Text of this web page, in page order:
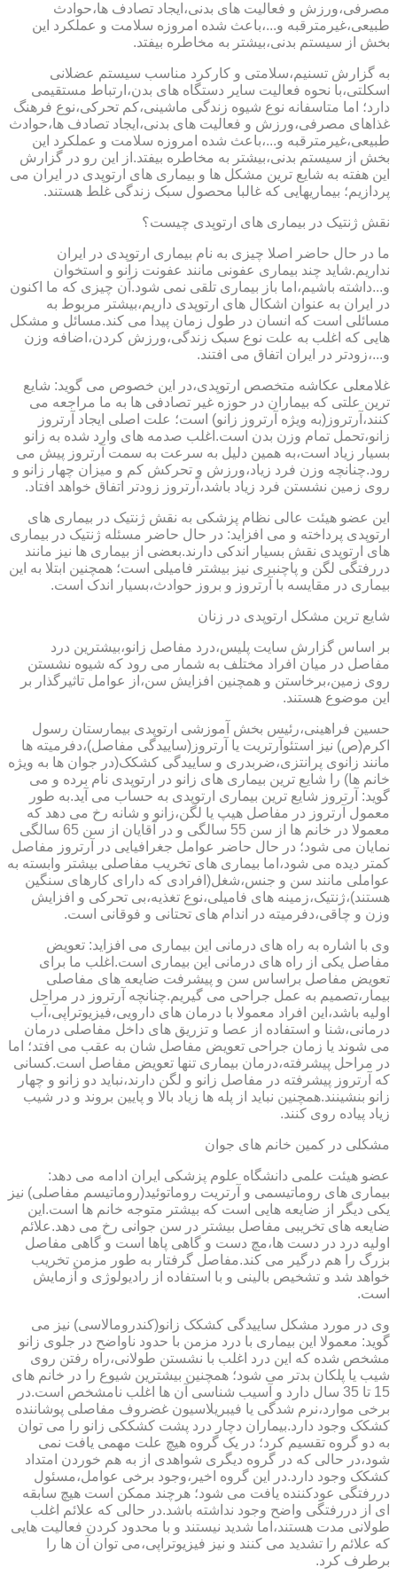
مصرفی،ورزش و فعالیت های بدنی،ایجاد تصادف ها،حوادث
طبیعی،غیرمترقبه و...،باعث شده امروزه سلامت و عملکرد این
بخش از سیستم بدنی،بیشتر به مخاطره بیفتد.
به گزارش تسنیم،سلامتی و کارکرد مناسب سیستم عضلانی
اسکلتی،با نحوه فعالیت سایر دستگاه های بدن،ارتباط مستقیمی
دارد؛ اما متاسفانه نوع شیوه زندگی ماشینی،کم تحرکی،نوع فرهنگ
غذاهای مصرفی،ورزش و فعالیت های بدنی،ایجاد تصادف ها،حوادث
طبیعی،غیرمترقبه و...،باعث شده امروزه سلامت و عملکرد این
بخش از سیستم بدنی،بیشتر به مخاطره بیفتد.از این رو در گزارش
این هفته به شایع ترین مشکل ها و بیماری های ارتوپدی در ایران می
پردازیم؛ بیماریهایی که غالبا محصول سبک زندگی غلط هستند.
نقش ژنتیک در بیماری های ارتوپدی چیست؟
ما در حال حاضر اصلا چیزی به نام بیماری ارتوپدی در ایران
نداریم.شاید چند بیماری عفونی مانند عفونت زانو و استخوان
و...داشته باشیم،اما باز بیماری تلقی نمی شود.آن چیزی که ما اکنون
در ایران به عنوان اشکال های ارتوپدی داریم،بیشتر مربوط به
مسائلی است که انسان در طول زمان پیدا می کند.مسائل و مشکل
هایی که اغلب به علت نوع سبک زندگی،ورزش کردن،اضافه وزن
و...،زودتر در ایران اتفاق می افتند.
غلامعلی عکاشه متخصص ارتوپدی،در این خصوص می گوید: شایع
ترین علتی که بیماران در حوزه غیر تصادفی ها به ما مراجعه می
کنند،آرتروز(به ویژه آرتروز زانو) است؛ علت اصلی ایجاد آرتروز
زانو،تحمل تمام وزن بدن است.اغلب صدمه های وارد شده به زانو
بسیار زیاد است،به همین دلیل به سرعت به سمت آرتروز پیش می
رود.چنانچه وزن فرد زیاد،ورزش و تحرکش کم و میزان چهار زانو و
روی زمین نشستن فرد زیاد باشد،آرتروز زودتر اتفاق خواهد افتاد.
این عضو هیئت عالی نظام پزشکی به نقش ژنتیک در بیماری های
ارتوپدی پرداخته و می افزاید: در حال حاضر مسئله ژنتیک در بیماری
های ارتوپدی نقش بسیار اندکی دارند.بعضی از بیماری ها نیز مانند
دررفتگی لگن و پاچنبری نیز بیشتر فامیلی است؛ همچنین ابتلا به این
بیماری در مقایسه با آرتروز و بروز حوادث،بسیار اندک است.
شایع ترین مشکل ارتوپدی در زنان
بر اساس گزارش سایت پلیس،درد مفاصل زانو،بیشترین درد
مفاصل در میان افراد مختلف به شمار می رود که شیوه نشستن
روی زمین،برخاستن و همچنین افزایش سن،از عوامل تاثیرگذار بر
این موضوع هستند.
حسین فراهینی،رئیس بخش آموزشی ارتوپدی بیمارستان رسول
اکرم(ص) نیز استئوآرتریت یا آرتروز(ساییدگی مفاصل)،دفرمیته ها
مانند زانوی پرانتزی،ضربدری و ساییدگی کشکک(در جوان ها به ویژه
خانم ها) را شایع ترین بیماری های زانو در ارتوپدی نام برده و می
گوید: آرتروز شایع ترین بیماری ارتوپدی به حساب می آید.به طور
معمول آرتروز در مفاصل هیپ یا لگن،زانو و شانه رخ می دهد که
معمولا در خانم ها از سن 55 سالگی و در آقایان از سن 65 سالگی
نمایان می شود؛ در حال حاضر عوامل جغرافیایی در آرتروز مفاصل
کمتر دیده می شود،اما بیماری های تخریب مفاصلی بیشتر وابسته به
عواملی مانند سن و جنس،شغل(افرادی که دارای کارهای سنگین
هستند)،ژنتیک،زمینه های فامیلی،نوع تغذیه،بی تحرکی و افزایش
وزن و چاقی،دفرمیته در اندام های تحتانی و فوقانی است.
وی با اشاره به راه های درمانی این بیماری می افزاید: تعویض
مفاصل یکی از راه های درمانی این بیماری است.اغلب ما برای
تعویض مفاصل براساس سن و پیشرفت ضایعه های مفاصلی
بیمار،تصمیم به عمل جراحی می گیریم.چنانچه آرتروز در مراحل
اولیه باشد،این افراد معمولا با درمان های دارویی،فیزیوتراپی،آب
درمانی،شنا و استفاده از عصا و تزریق های داخل مفاصلی درمان
می شوند یا زمان جراحی تعویض مفاصل شان به عقب می افتد؛ اما
در مراحل پیشرفته،درمان بیماری تنها تعویض مفاصل است.کسانی
که آرتروز پیشرفته در مفاصل زانو و لگن دارند،نباید دو زانو و چهار
زانو بنشینند.همچنین نباید از پله ها زیاد بالا و پایین بروند و در شیب
زیاد پیاده روی کنند.
مشکلی در کمین خانم های جوان
عضو هیئت علمی دانشگاه علوم پزشکی ایران ادامه می دهد:
بیماری های روماتیسمی و آرتریت روماتوئید(روماتیسم مفاصلی) نیز
یکی دیگر از ضایعه هایی است که بیشتر متوجه خانم ها است.این
ضایعه های تخریبی مفاصل بیشتر در سن جوانی رخ می دهد.علائم
اولیه درد در دست ها،مچ دست و گاهی پاها است و گاهی مفاصل
بزرگ را هم درگیر می کند.مفاصل گرفتار به طور مزمن تخریب
خواهد شد و تشخیص بالینی و با استفاده از رادیولوژی و آزمایش
است.
وی در مورد مشکل ساییدگی کشکک زانو(کندرومالاسی) نیز می
گوید: معمولا این بیماری با درد مزمن با حدود ناواضح در جلوی زانو
مشخص شده که این درد اغلب با نشستن طولانی،راه رفتن روی
شیب یا پلکان بدتر می شود؛ همچنین بیشترین شیوع را در خانم های
15 تا 35 سال دارد و آسیب شناسی آن ها اغلب نامشخص است.در
برخی موارد،نرم شدگی یا فیبریلاسیون غضروف مفاصلی پوشاننده
کشکک وجود دارد.بیماران دچار درد پشت کشککی زانو را می توان
به دو گروه تقسیم کرد؛ در یک گروه هیچ علت مهمی یافت نمی
شود،در حالی که در گروه دیگری شواهدی از به هم خوردن امتداد
کشکک وجود دارد.در این گروه اخیر،وجود برخی عوامل،مسئول
دررفتگی عودکننده یافت می شود؛ هرچند ممکن است هیچ سابقه
ای از دررفتگی واضح وجود نداشته باشد.در حالی که علائم اغلب
طولانی مدت هستند،اما شدید نیستند و با محدود کردن فعالیت هایی
که علائم را تشدید می کنند و نیز فیزیوتراپی،می توان آن ها را
برطرف کرد.